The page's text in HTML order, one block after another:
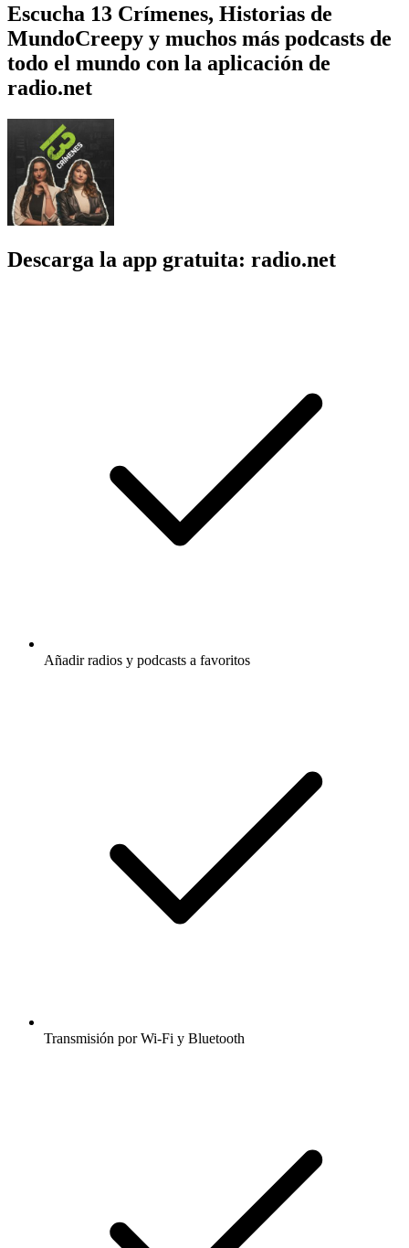
Escucha 13 Crímenes, Historias de
MundoCreepy y muchos más podcasts de
todo el mundo con la aplicación de
radio.net
Descarga la app gratuita: radio.net
Añadir radios y podcasts a favoritos
Transmisión por Wi-Fi y Bluetooth